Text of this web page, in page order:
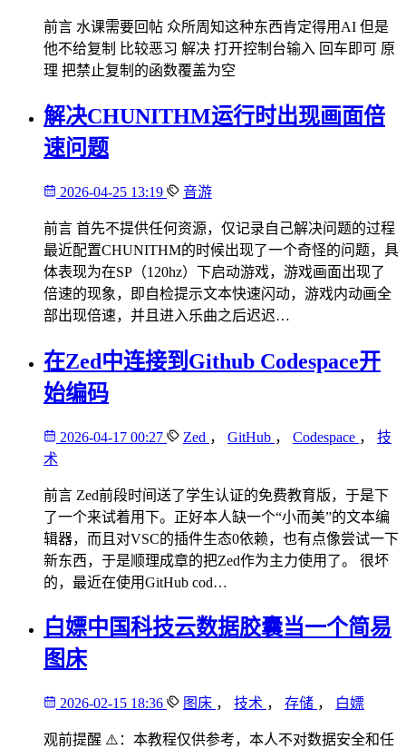
前言 水课需要回帖 众所周知这种东西肯定得用AI 但是
他不给复制 比较恶习 解决 打开控制台输入 回车即可 原
理 把禁止复制的函数覆盖为空
解决CHUNITHM运行时出现画面倍
速问题
2026-04-25 13:19 音游
前言 首先不提供任何资源，仅记录自己解决问题的过程
最近配置CHUNITHM的时候出现了一个奇怪的问题，具
体表现为在SP（120hz）下启动游戏，游戏画面出现了
倍速的现象，即自检提示文本快速闪动，游戏内动画全
部出现倍速，并且进入乐曲之后迟迟…
在Zed中连接到Github Codespace开
始编码
2026-04-17 00:27 Zed ， GitHub ， Codespace ，
技
术
前言 Zed前段时间送了学生认证的免费教育版，于是下
了一个来试着用下。正好本人缺一个“小而美”的文本编
辑器，而且对VSC的插件生态0依赖，也有点像尝试一下
新东西，于是顺理成章的把Zed作为主力使用了。 很坏
的，最近在使用GitHub cod…
白嫖中国科技云数据胶囊当一个简易
图床
2026-02-15 18:36 图床 ， 技术 ， 存储 ， 白嫖
观前提醒 ⚠️：本教程仅供参考，本人不对数据安全和任